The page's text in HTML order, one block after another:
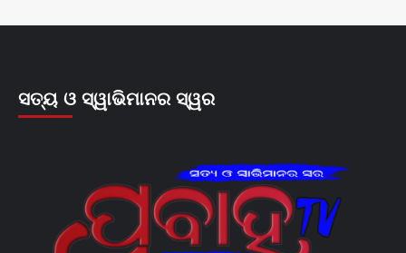
ସତ୍ୟ ଓ ସ୍ୱାଭିମାନର ସ୍ୱର